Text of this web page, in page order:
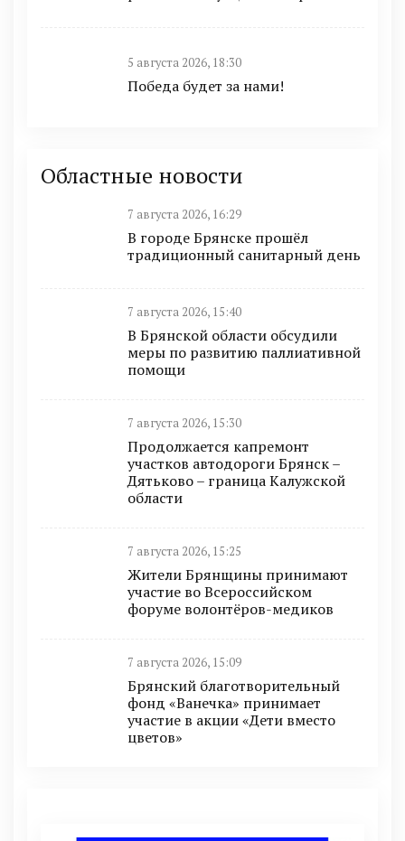
5 августа 2026, 18:30
Победа будет за нами!
Областные новости
7 августа 2026, 16:29
В городе Брянске прошёл
традиционный санитарный день
7 августа 2026, 15:40
В Брянской области обсудили
меры по развитию паллиативной
помощи
7 августа 2026, 15:30
Продолжается капремонт
участков автодороги Брянск –
Дятьково – граница Калужской
области
7 августа 2026, 15:25
Жители Брянщины принимают
участие во Всероссийском
форуме волонтёров-медиков
7 августа 2026, 15:09
Брянский благотворительный
фонд «Ванечка» принимает
участие в акции «Дети вместо
цветов»